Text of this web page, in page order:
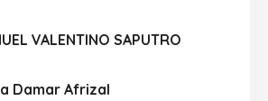
VALENTINO SAPUTRO
Damar Afrizal